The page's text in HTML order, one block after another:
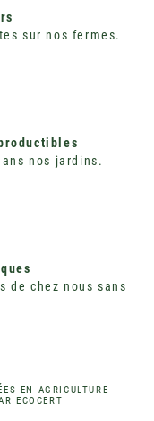
sur nos fermes.
nos jardins.
de chez nous sans
EN AGRICULTURE
ECOCERT